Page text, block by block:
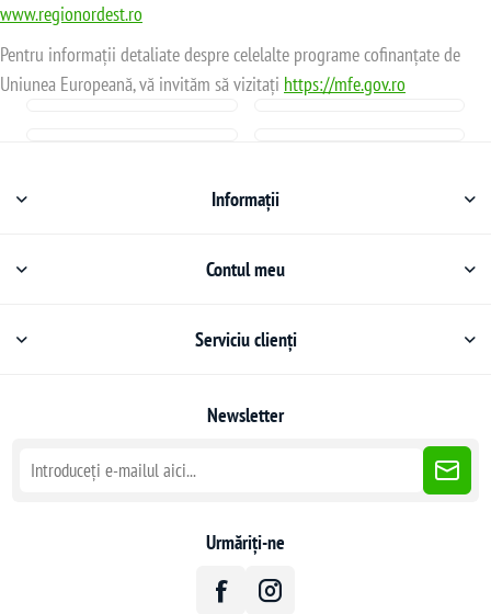
www.regionordest.ro
Pentru informații detaliate despre celelalte programe cofinanțate de
Uniunea Europeană, vă invităm să vizitați https://mfe.gov.ro
Informații
Contul meu
Serviciu clienți
Newsletter
Urmăriți-ne